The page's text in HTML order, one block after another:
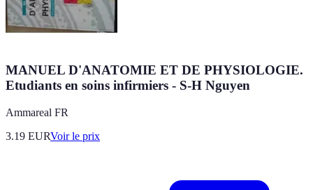
MANUEL D'ANATOMIE ET DE PHYSIOLOGIE.
Etudiants en soins infirmiers - S-H Nguyen
Ammareal FR
3.19 EURVoir le prix